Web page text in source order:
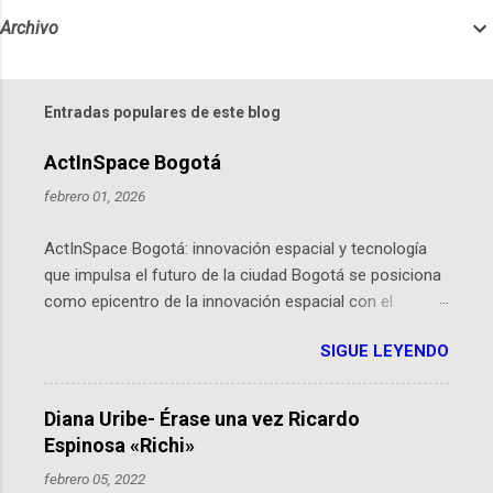
Archivo
Entradas populares de este blog
ActInSpace Bogotá
febrero 01, 2026
ActInSpace Bogotá: innovación espacial y tecnología
que impulsa el futuro de la ciudad Bogotá se posiciona
como epicentro de la innovación espacial con el
hackathon global que convierte tecnologías de la
Agencia Espacial Europea en soluciones prácticas para
la vida cotidiana. Este evento, organizado por el
Planetario de Bogotá del Idartes y la Universidad de los
Andes, reúne a expertos como el presidente de Airbus
Colombia y líderes del sector aeroespacial para inspirar
SIGUE LEYENDO
Diana Uribe- Érase una vez Ricardo
Espinosa «Richi»
febrero 05, 2022